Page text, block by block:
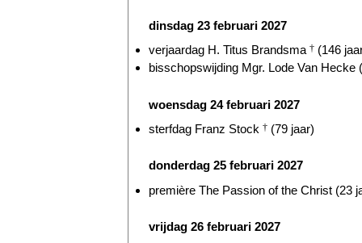
dinsdag 23 februari 2027
verjaardag H. Titus Brandsma † (146
bisschopswijding Mgr. Lode Van Hecke
woensdag 24 februari 2027
sterfdag Franz Stock † (79 jaar)
donderdag 25 februari 2027
première The Passion of the Christ (23
vrijdag 26 februari 2027